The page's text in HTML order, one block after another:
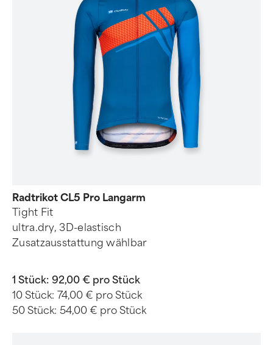
Radtrikot CL5 Pro Langarm
Tight Fit
ultra.dry, 3D-elastisch
Zusatzausstattung wählbar
1 Stück: 92,00 € pro Stück
10 Stück: 74,00 € pro Stück
50 Stück: 54,00 € pro Stück